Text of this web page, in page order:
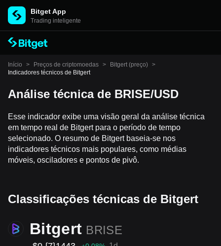
Bitget App
Trading inteligente
Início > Preços de criptomoedas > Bitgert (preço) >
Indicadores técnicos de Bitgert
Análise técnica de BRISE/USD
Esse indicador exibe uma visão geral da análise técnica
em tempo real de Bitgert para o período de tempo
selecionado. O resumo de Bitgert baseia-se nos
indicadores técnicos mais populares, como médias
móveis, osciladores e pontos de pivô.
Classificações técnicas de Bitgert
Bitgert BRISE